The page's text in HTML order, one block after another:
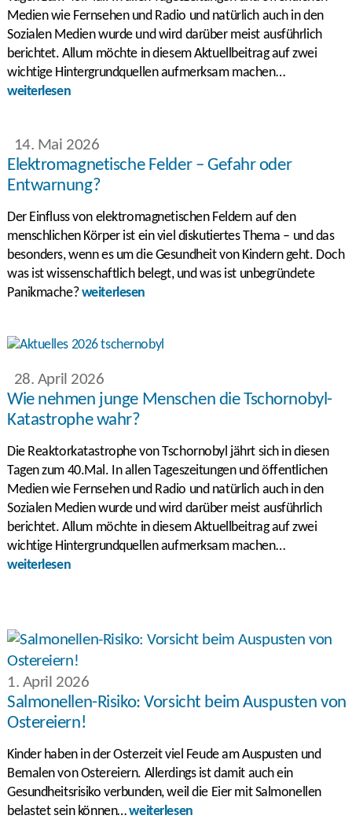
Medien wie Fernsehen und Radio und natürlich auch in den
Sozialen Medien wurde und wird darüber meist ausführlich
berichtet. Allum möchte in diesem Aktuellbeitrag auf zwei
wichtige Hintergrundquellen aufmerksam machen…
weiterlesen
14. Mai 2026
Elektromagnetische Felder – Gefahr oder
Entwarnung?
Der Einfluss von elektromagnetischen Feldern auf den
menschlichen Körper ist ein viel diskutiertes Thema – und das
besonders, wenn es um die Gesundheit von Kindern geht. Doch
was ist wissenschaftlich belegt, und was ist unbegründete
Panikmache?weiterlesen
28. April 2026
Wie nehmen junge Menschen die Tschornobyl-
Katastrophe wahr?
Die Reaktorkatastrophe von Tschornobyl jährt sich in diesen
Tagen zum 40.Mal. In allen Tageszeitungen und öffentlichen
Medien wie Fernsehen und Radio und natürlich auch in den
Sozialen Medien wurde und wird darüber meist ausführlich
berichtet. Allum möchte in diesem Aktuellbeitrag auf zwei
wichtige Hintergrundquellen aufmerksam machen…
weiterlesen
1. April 2026
Salmonellen-Risiko: Vorsicht beim Auspusten von
Ostereiern!
Kinder haben in der Osterzeit viel Feude am Auspusten und
Bemalen von Ostereiern. Allerdings ist damit auch ein
Gesundheitsrisiko verbunden, weil die Eier mit Salmonellen
belastet sein können…weiterlesen